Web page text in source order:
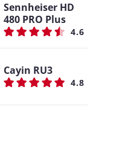
Sennheiser HD
480 PRO Plus
4.6
Cayin RU3
4.8